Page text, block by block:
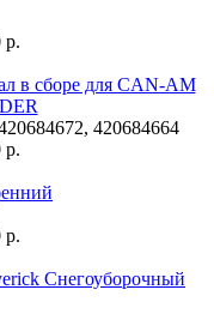
р.
в сборе для CAN-AM
420684664
р.
р.
Снегоуборочный